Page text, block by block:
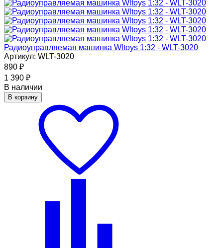
Радиоуправляемая машинка Wltoys 1:32 - WLT-3020
Артикул: WLT-3020
890 ₽
1 390 ₽
В наличии
В корзину